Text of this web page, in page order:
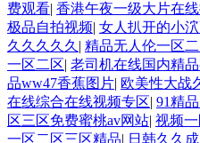
费观看| 香港午夜一级大片在
极品自拍视频| 女人扒开的小
久久久久久 | 精品无人伦一区
一区二区| 老司机在线国内精
品ww47香蕉图片| 欧美性大战
在线综合在线视频专区| 91精
区三区免费蜜桃av网站| 视频
一区二区三区精品| 日韩久久